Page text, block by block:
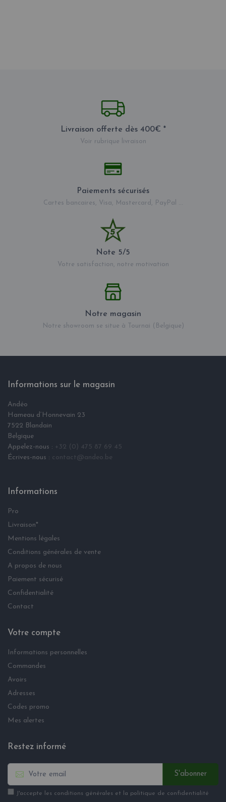
Livraison offerte dès 400€ *
Voir rubrique livraison
Paiements sécurisés
Cartes bancaires, Visa, Mastercard, PayPal ...
Note 5/5
Votre satisfaction, notre motivation
Notre magasin
Notre showroom se situe à Tournai (Belgique)
Informations sur le magasin
Andéo
Hameau d‘Honnevain 23
7522 Blandain
Belgique
Appelez-nous : +32 (0) 475 87 69 45
Écrives-nous : contact@andeo.be
Informations
Pro
Livraison*
Mentions légales
Conditions générales de vente
A propos de nous
Paiement sécurisé
Confidentialité
Contact
Votre compte
Informations personnelles
Commandes
Avoirs
Adresses
Codes promo
Mes alertes
Restez informé
S'abonner
J'accepte les conditions générales et la politique de confidentialité